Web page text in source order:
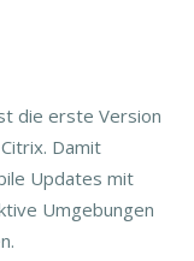
die erste Version
Damit
Updates mit
Umgebungen